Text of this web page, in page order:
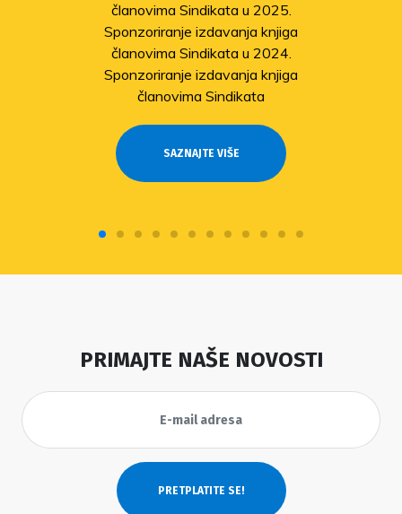
članovima Sindikata u 2025.
Sponzoriranje izdavanja knjiga
članovima Sindikata u 2024.
Sponzoriranje izdavanja knjiga
članovima Sindikata
SAZNAJTE VIŠE
PRIMAJTE NAŠE NOVOSTI